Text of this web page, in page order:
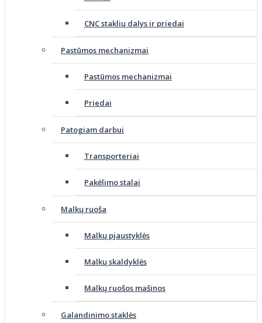
CNC staklių dalys ir priedai
Pastūmos mechanizmai
Pastūmos mechanizmai
Priedai
Patogiam darbui
Transporteriai
Pakėlimo stalai
Malkų ruoša
Malkų pjaustyklės
Malkų skaldyklės
Malkų ruošos mašinos
Galandinimo staklės